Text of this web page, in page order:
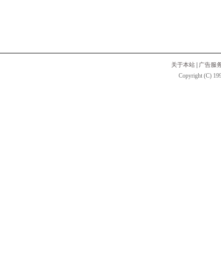
关于本站
广告服
Copyright (C)